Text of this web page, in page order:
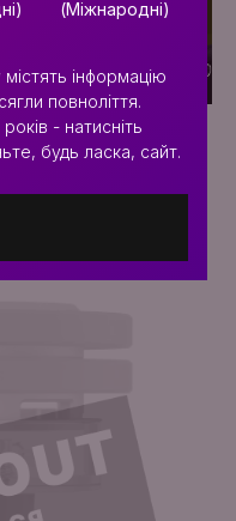
(Міжнародні)
інформацію
повноліття.
- натисніть
будь ласка, сайт.